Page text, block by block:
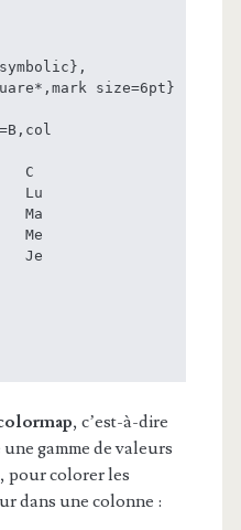
size=6pt}
, c’est-à-dire
gamme de valeurs
pour colorer les
dans une colonne :